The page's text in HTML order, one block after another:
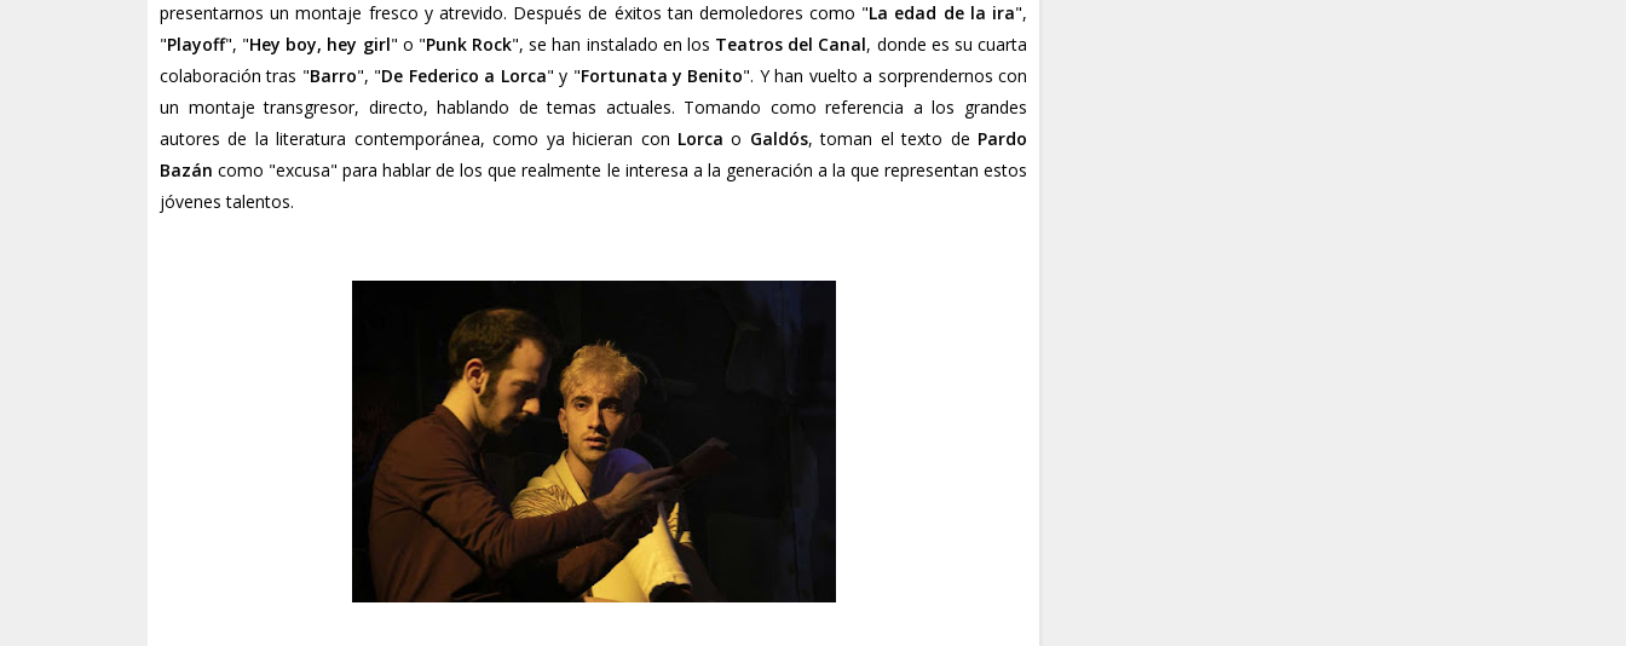
presentarnos un montaje fresco y atrevido. Después de éxitos tan demoledores como "La edad de la ira",
"Playoff", "Hey boy, hey girl" o "Punk Rock", se han instalado en los Teatros del Canal, donde es su cuarta
colaboración tras "Barro", "De Federico a Lorca" y "Fortunata y Benito". Y han vuelto a sorprendernos con
un montaje transgresor, directo, hablando de temas actuales. Tomando como referencia a los grandes
autores de la literatura contemporánea, como ya hicieran con Lorca o Galdós, toman el texto de Pardo
Bazán como "excusa" para hablar de los que realmente le interesa a la generación a la que representan estos
jóvenes talentos.